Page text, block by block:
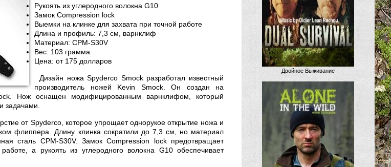
Рукоять из углеродного волокна G10
Замок Compression lock
Выемки на клинке для захвата при точной работе
Длина и профиль: 7,3 см, варнклиф
Материал: CPM-S30V
Вес: 103 грамма
Цена: от 175 долларов
Дизайн ножа Spyderco Smock разработал известный
производитель ножей Kevin Smock. Он создан на
Нож оснащен модифицированным варнклифом, который
задачами.
от Spyderco, которое упрощает однорукое открытие ножа и
флиппера. Длину клинка сократили до 7,3 см, но материал
сталь CPM-S30V. Замок Compression lock предотвращает
а рукоять из углеродного волокна G10 обеспечивает
Двойное Выживание